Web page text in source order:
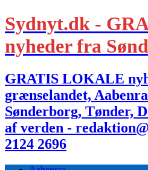
Sydnyt.dk -
nyheder fra
GRATIS LOKALE
grænselandet,
Sønderborg, Tønder,
af verden -
2124 2696